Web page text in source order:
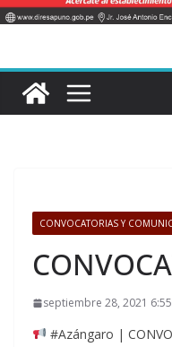
CONVOCATORIAS Y
septiembre 28, 2021
#Azángaro |